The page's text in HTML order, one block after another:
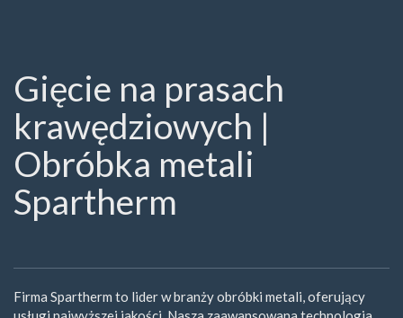
Gięcie na prasach
krawędziowych |
Obróbka metali
Spartherm
Firma Spartherm to lider w branży obróbki metali, oferujący